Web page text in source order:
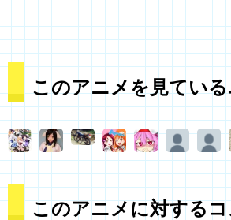
このアニメを見てい
このアニメに対する